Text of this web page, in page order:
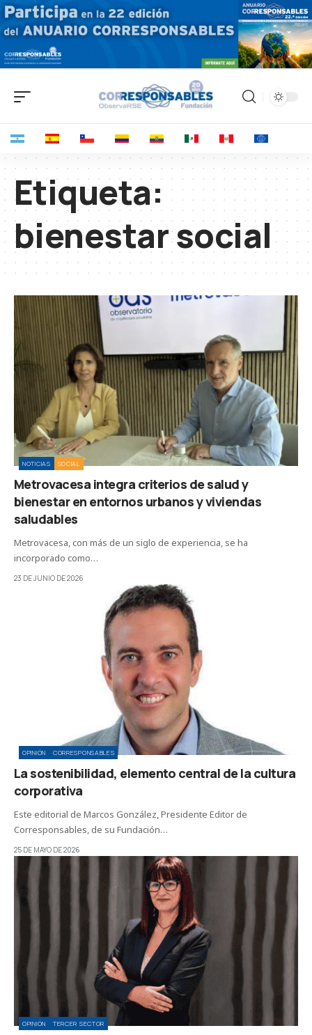
Etiqueta:
bienestar social
NOTICIAS SOCIAL
Metrovacesa integra criterios de salud y
bienestar en entornos urbanos y viviendas
saludables
Metrovacesa, con más de un siglo de experiencia, se ha
incorporado como…
23 DE JUNIO DE 2026
OPINIÓN CORRESPONSABLES
La sostenibilidad, elemento central de la cultura
corporativa
Este editorial de Marcos González, Presidente Editor de
Corresponsables, de su Fundación…
25 DE MAYO DE 2026
OPINIÓN TERCER SECTOR